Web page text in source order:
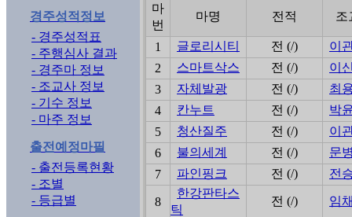
경주성적정보
- 경주성적표
- 주행심사 결과
- 경주마 정보
- 조교사 정보
- 기수 정보
- 마주 정보
출전예정마필
- 출전등록현황
- 조별
- 등급별
마
번
마명 전적 조
1 글로리시티 전 (/)
이
2
스마트삭스 전 (/)
이
3
자체발광 전 (/)
최
4
칸누트 전 (/)
박
5
청산질주 전 (/)
이
6
불의세계 전 (/)
문
7
파인핑크 전 (/) 전
8
한강판타스
틱
전 (/) 임